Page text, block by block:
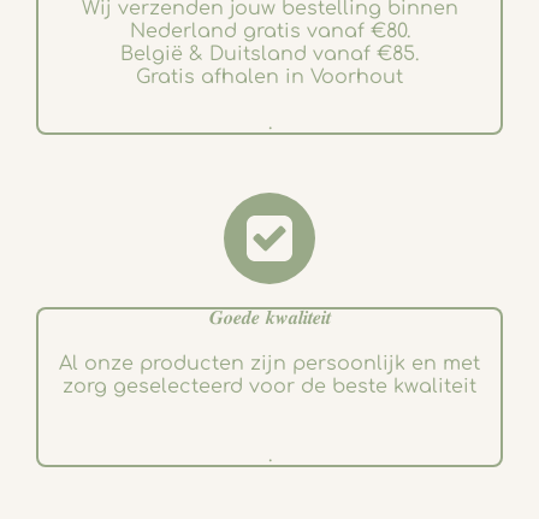
Wij verzenden jouw bestelling binnen
Nederland gratis vanaf €80.
België & Duitsland vanaf €85.
Gratis afhalen in Voorhout
.
𝑮𝒐𝒆𝒅𝒆 𝒌𝒘𝒂𝒍𝒊𝒕𝒆𝒊𝒕
Al onze producten zijn persoonlijk en met
zorg geselecteerd voor de beste kwaliteit
.